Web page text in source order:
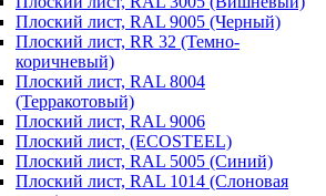
Плоский лист, RAL 9005 (Черный)
Плоский лист, RR 32 (Темно-
коричневый)
Плоский лист, RAL 8004
(Терракотовый)
Плоский лист, RAL 9006
Плоский лист, (ECOSTEEL)
Плоский лист, RAL 5005 (Синий)
Плоский лист, RAL 1014 (Слоновая